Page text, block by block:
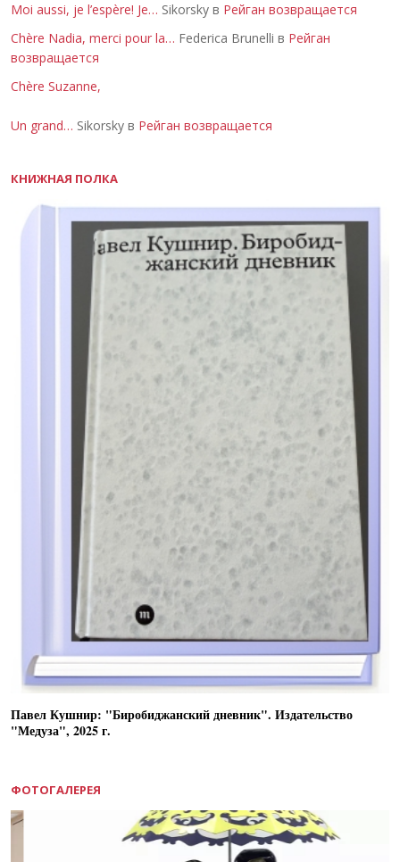
Moi aussi, je l’espère! Je… Sikorsky в Рейган возвращается
Chère Nadia, merci pour la… Federica Brunelli в Рейган
возвращается
Chère Suzanne,
Un grand… Sikorsky в Рейган возвращается
КНИЖНАЯ ПОЛКА
Павел Кушнир: "Биробиджанский дневник". Издательство
"Медуза", 2025 г.
ФОТОГАЛЕРЕЯ